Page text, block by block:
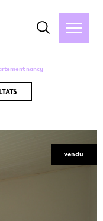
nancy
vendu